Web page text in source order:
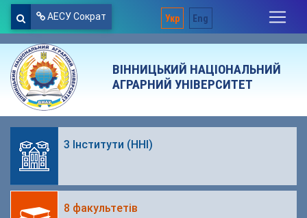
АЕСУ Сократ Укр Eng
ВІННИЦЬКИЙ НАЦІОНАЛЬНИЙ
АГРАРНИЙ УНІВЕРСИТЕТ
3 Інститути (ННІ)
8 факультетів